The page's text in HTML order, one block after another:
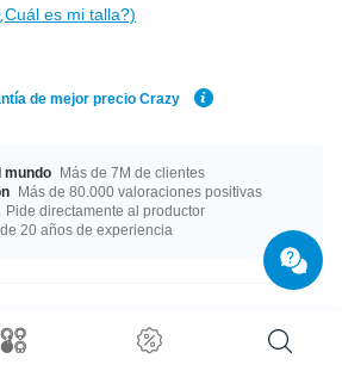
es mi talla?)
de mejor precio Crazy
mundo Más de 7M de clientes
Más de 80.000 valoraciones positivas
Pide directamente al productor
20 años de experiencia